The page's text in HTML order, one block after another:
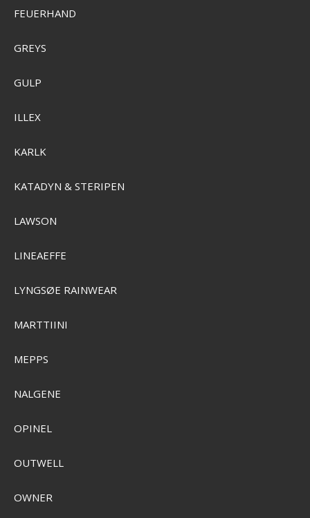
SEK 6.587,00
FEUERHAND
GREYS
GULP
ILLEX
KARLK
KATADYN & STERIPEN
LAWSON
LINEAEFFE
LYNGSØE RAINWEAR
MARTTIINI
MEPPS
NALGENE
OPINEL
OUTWELL
OWNER